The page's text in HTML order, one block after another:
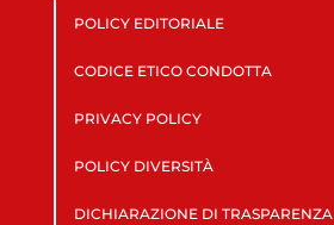
POLICY EDITORIALE
CODICE ETICO CONDOTTA
PRIVACY POLICY
POLICY DIVERSITÀ
DICHIARAZIONE DI TRASPARENZA